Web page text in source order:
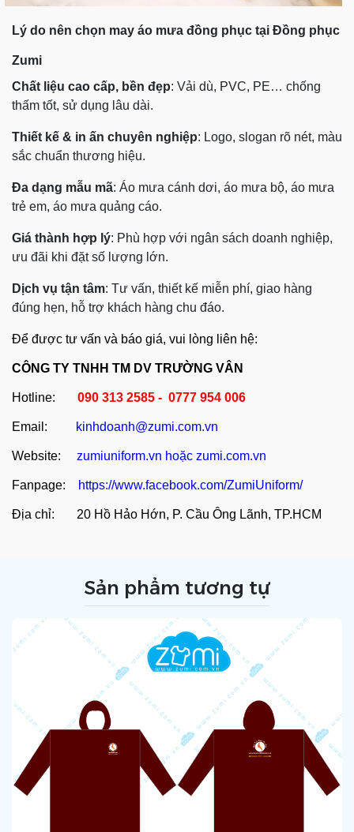
Lý do nên chọn may áo mưa đồng phục tại Đồng phục
Zumi
Chất liệu cao cấp, bền đẹp: Vải dù, PVC, PE… chống
thấm tốt, sử dụng lâu dài.
Thiết kế & in ấn chuyên nghiệp: Logo, slogan rõ nét, màu
sắc chuẩn thương hiệu.
Đa dạng mẫu mã: Áo mưa cánh dơi, áo mưa bộ, áo mưa
trẻ em, áo mưa quảng cáo.
Giá thành hợp lý: Phù hợp với ngân sách doanh nghiệp,
ưu đãi khi đặt số lượng lớn.
Dịch vụ tận tâm: Tư vấn, thiết kế miễn phí, giao hàng
đúng hẹn, hỗ trợ khách hàng chu đáo.
Để được tư vấn và báo giá, vui lòng liên hệ:
CÔNG TY TNHH TM DV TRƯỜNG VÂN
Hotline: 090 313 2585 - 0777 954 006
Email: kinhdoanh@zumi.com.vn
Website: zumiuniform.vn hoặc zumi.com.vn
Fanpage: https://www.facebook.com/ZumiUniform/
Địa chỉ: 20 Hồ Hảo Hớn, P. Cầu Ông Lãnh, TP.HCM
Sản phẩm tương tự